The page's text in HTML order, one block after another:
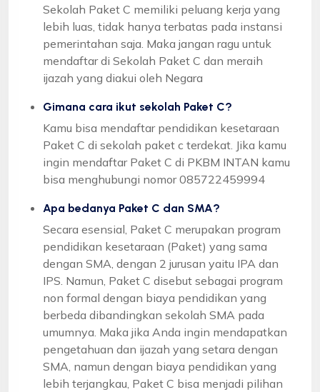
Sekolah Paket C memiliki peluang kerja yang
lebih luas, tidak hanya terbatas pada instansi
pemerintahan saja. Maka jangan ragu untuk
mendaftar di Sekolah Paket C dan meraih
ijazah yang diakui oleh Negara
Gimana cara ikut sekolah Paket C?
Kamu bisa mendaftar pendidikan kesetaraan
Paket C di sekolah paket c terdekat. Jika kamu
ingin mendaftar Paket C di PKBM INTAN kamu
bisa menghubungi nomor 085722459994
Apa bedanya Paket C dan SMA?
Secara esensial, Paket C merupakan program
pendidikan kesetaraan (Paket) yang sama
dengan SMA, dengan 2 jurusan yaitu IPA dan
IPS. Namun, Paket C disebut sebagai program
non formal dengan biaya pendidikan yang
berbeda dibandingkan sekolah SMA pada
umumnya. Maka jika Anda ingin mendapatkan
pengetahuan dan ijazah yang setara dengan
SMA, namun dengan biaya pendidikan yang
lebih terjangkau, Paket C bisa menjadi pilihan